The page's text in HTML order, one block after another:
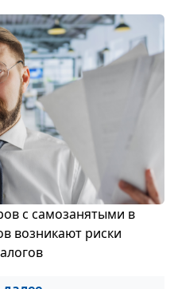
с самозанятыми в
возникают риски